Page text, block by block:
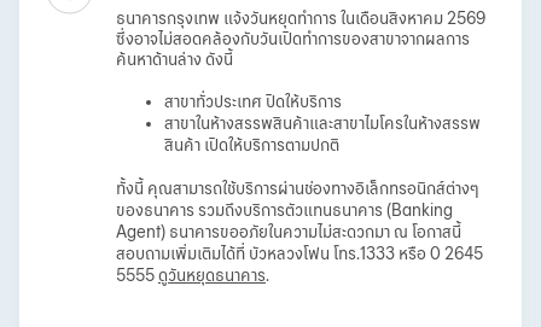
ลูกค้าธุรกิจ
กิจการธนาคารต่างประเทศ
นักลงทุนสัมพันธ์
เกี่ยวกับธนาคารกรุงเทพ
ธนาคารกรุงเทพ แจ้งวันหยุดทำการ ในเดือนสิงหาคม 2569
ซึ่งอาจไม่สอดคล้องกับวันเปิดทำการของสาขาจากผลการ
ค้นหาด้านล่าง ดังนี้
สาขาทั่วประเทศ ปิดให้บริการ
สาขาในห้างสรรพสินค้าและสาขาไมโครในห้างสรรพ
สินค้า เปิดให้บริการตามปกติ
ทั้งนี้ คุณสามารถใช้บริการผ่านช่องทางอิเล็กทรอนิกส์ต่างๆ
ของธนาคาร รวมถึงบริการตัวแทนธนาคาร (Banking
Agent) ธนาคารขออภัยในความไม่สะดวกมา ณ โอกาสนี้
สอบถามเพิ่มเติมได้ที่ บัวหลวงโฟน โทร.1333 หรือ 0 2645
5555ดูวันหยุดธนาคาร.